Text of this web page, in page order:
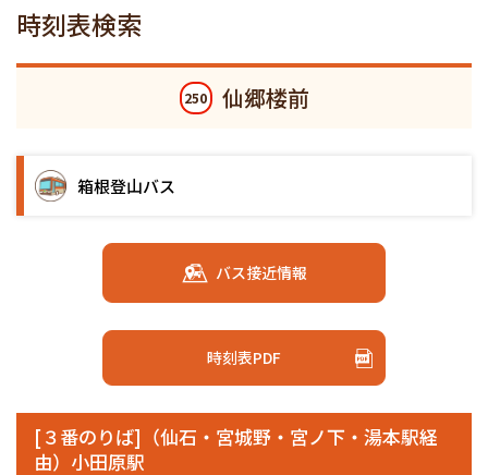
時刻表検索
250 仙郷楼前
箱根登山バス
バス接近情報
時刻表PDF
[３番のりば]（仙石・宮城野・宮ノ下・湯本駅経
由）小田原駅